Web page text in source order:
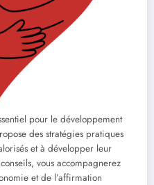
pour le développement
des stratégies pratiques
et à développer leur
vous accompagnerez
et de l’affirmation